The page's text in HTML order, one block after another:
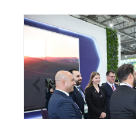
Previous